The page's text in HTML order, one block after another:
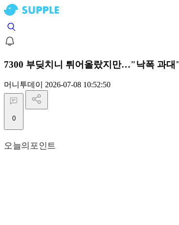
7300 부딪치니 튀어올랐지만…"낙폭 과
머니투데이 2026-07-08 10:52:50
0
오늘의포인트